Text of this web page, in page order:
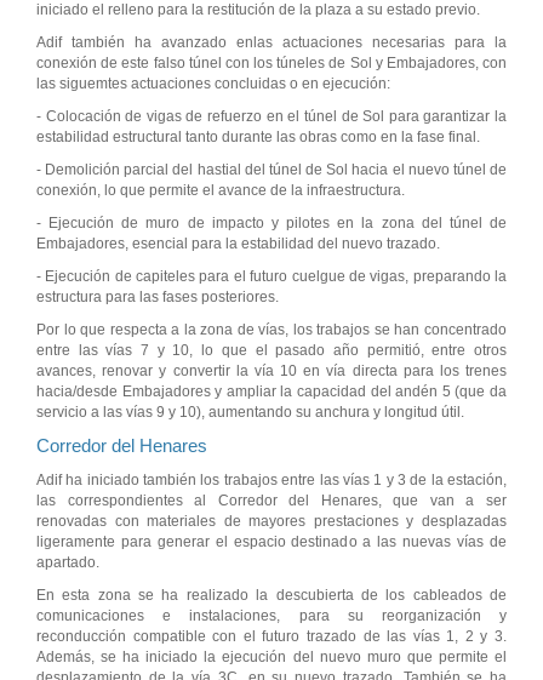
iniciado el relleno para la restitución de la plaza a su estado previo.
Adif también ha avanzado enlas actuaciones necesarias para la
conexión de este falso túnel con los túneles de Sol y Embajadores, con
las siguemtes actuaciones concluidas o en ejecución:
- Colocación de vigas de refuerzo en el túnel de Sol para garantizar la
estabilidad estructural tanto durante las obras como en la fase final.
- Demolición parcial del hastial del túnel de Sol hacia el nuevo túnel de
conexión, lo que permite el avance de la infraestructura.
- Ejecución de muro de impacto y pilotes en la zona del túnel de
Embajadores, esencial para la estabilidad del nuevo trazado.
- Ejecución de capiteles para el futuro cuelgue de vigas, preparando la
estructura para las fases posteriores.
Por lo que respecta a la zona de vías, los trabajos se han concentrado
entre las vías 7 y 10, lo que el pasado año permitió, entre otros
avances, renovar y convertir la vía 10 en vía directa para los trenes
hacia/desde Embajadores y ampliar la capacidad del andén 5 (que da
servicio a las vías 9 y 10), aumentando su anchura y longitud útil.
Corredor del Henares
Adif ha iniciado también los trabajos entre las vías 1 y 3 de la estación,
las correspondientes al Corredor del Henares, que van a ser
renovadas con materiales de mayores prestaciones y desplazadas
ligeramente para generar el espacio destinado a las nuevas vías de
apartado.
En esta zona se ha realizado la descubierta de los cableados de
comunicaciones e instalaciones, para su reorganización y
reconducción compatible con el futuro trazado de las vías 1, 2 y 3.
Además, se ha iniciado la ejecución del nuevo muro que permite el